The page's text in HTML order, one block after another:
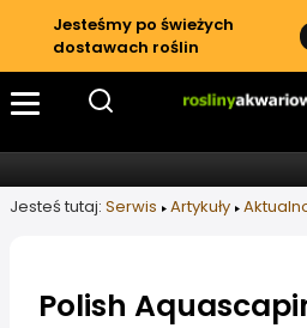
Jesteśmy po świeżych
dostawach roślin
Jesteś tutaj: Serwis Artykuły
Polish